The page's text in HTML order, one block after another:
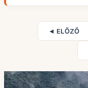
◄ ELŐZŐ